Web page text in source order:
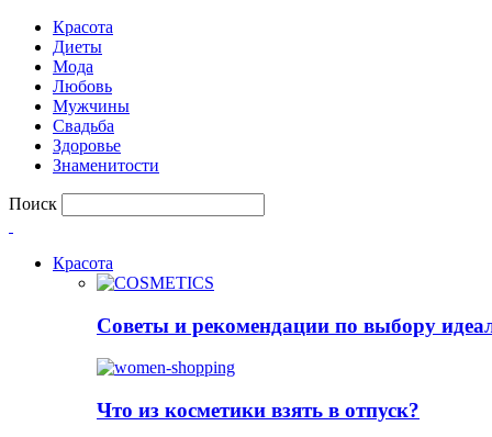
Красота
Диеты
Мода
Любовь
Мужчины
Свадьба
Здоровье
Знаменитости
Поиск
Красота
Советы и рекомендации по выбору
Что из косметики взять в отпуск?